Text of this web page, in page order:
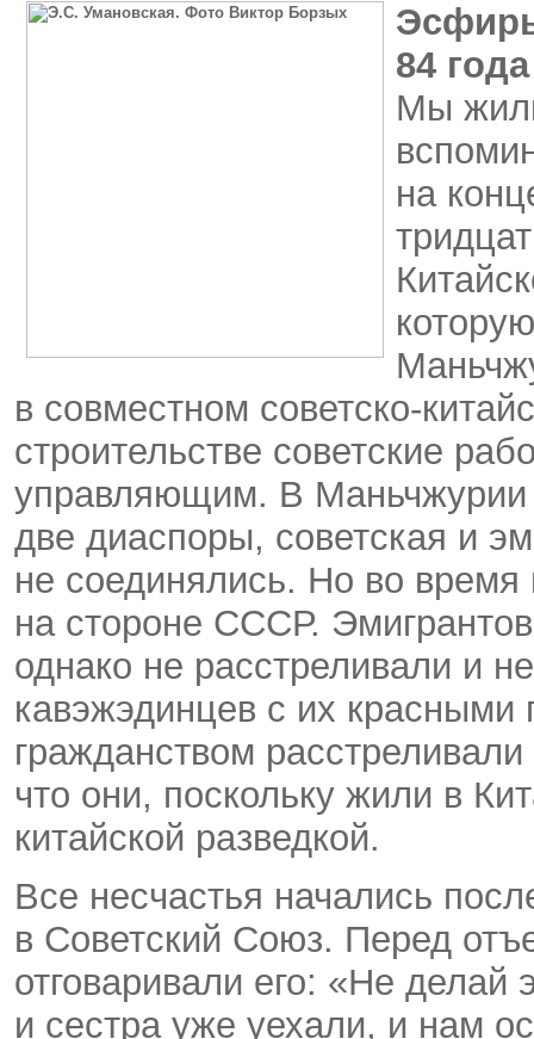
84 года
Мы
на
в совместном советско-
строительстве советские
управляющим. В Маньчжурии
две диаспоры, советская и
не соединялись. Но во
на стороне СССР.
однако не расстреливали и
кавэжэдинцев с их красными
гражданством
что они, поскольку жили в
китайской разведкой.
Все несчастья начались
в Советский Союз. Перед
отговаривали его: «Не делай
и сестра уже уехали, и нам